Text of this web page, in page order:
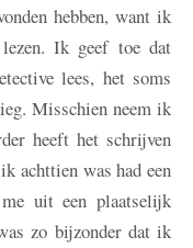
hebben, want ik
Ik geef toe dat
lees, het soms
Misschien neem ik
heeft het schrijven
achttien was had een
uit een plaatselijk
zo bijzonder dat ik